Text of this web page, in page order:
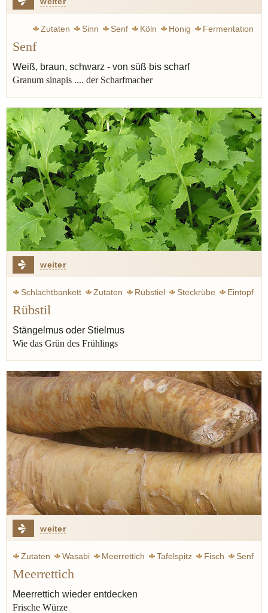
Zutaten Sinn Senf Köln Honig
Fermentation
Senf
Weiß, braun, schwarz - von süß bis scharf
Granum sinapis .... der Scharfmacher
weiter
Schlachtbankett Zutaten Rübstiel Steckrübe
Eintopf
Rübstil
Stängelmus oder Stielmus
Wie das Grün des Frühlings
weiter
Zutaten Wasabi Meerrettich Tafelspitz Fisch
Senf
Meerrettich
Meerrettich wieder entdecken
Frische Würze